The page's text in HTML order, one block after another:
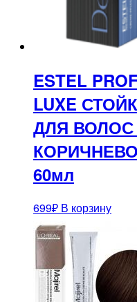
ESTEL
LUXE
ДЛЯ
60мл
699₽ В корзину